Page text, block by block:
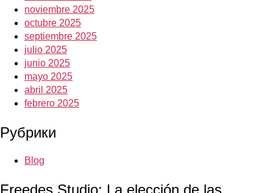
noviembre 2025
octubre 2025
septiembre 2025
julio 2025
junio 2025
mayo 2025
abril 2025
febrero 2025
Рубрики
Blog